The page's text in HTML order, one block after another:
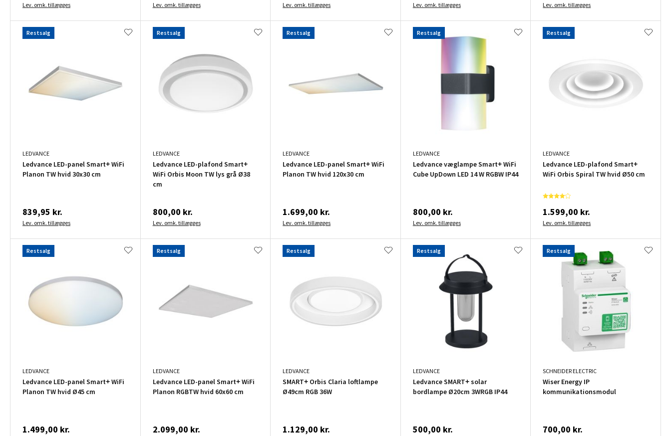
Lev. omk. tillægges Lev. omk. tillægges Lev. omk. tillægges Lev. omk. tillægges Lev. omk. tillægges
Restsalg
LEDVANCE
Ledvance LED-panel Smart+ WiFi
Planon TW hvid 30x30 cm
839,95 kr.
Lev. omk. tillægges
Restsalg
LEDVANCE
Ledvance LED-plafond Smart+
WiFi Orbis Moon TW lys grå Ø38
cm
800,00 kr.
Lev. omk. tillægges
Restsalg
LEDVANCE
Ledvance LED-panel Smart+ WiFi
Planon TW hvid 120x30 cm
1.699,00 kr.
Lev. omk. tillægges
Restsalg
LEDVANCE
Ledvance væglampe Smart+ WiFi
Cube UpDown LED 14 W RGBW IP44
800,00 kr.
Lev. omk. tillægges
Restsalg
LEDVANCE
Ledvance LED-plafond Smart+
WiFi Orbis Spiral TW hvid Ø50 cm
1.599,00 kr.
Lev. omk. tillægges
Restsalg
LEDVANCE
Ledvance LED-panel Smart+ WiFi
Planon TW hvid Ø45 cm
1.499,00 kr.
Restsalg
LEDVANCE
Ledvance LED-panel Smart+ WiFi
Planon RGBTW hvid 60x60 cm
2.099,00 kr.
Restsalg
LEDVANCE
SMART+ Orbis Claria loftlampe
Ø49cm RGB 36W
1.129,00 kr.
Restsalg
LEDVANCE
Ledvance SMART+ solar
bordlampe Ø20cm 3WRGB IP44
500,00 kr.
Restsalg
SCHNEIDER ELECTRIC
Wiser Energy IP
kommunikationsmodul
700,00 kr.